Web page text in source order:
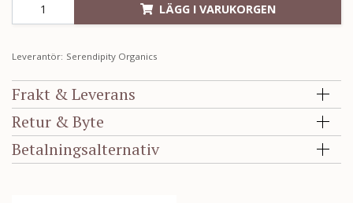
LÄGG I VARUKORGEN
Leverantör: Serendipity Organics
Frakt & Leverans
Retur & Byte
Betalningsalternativ